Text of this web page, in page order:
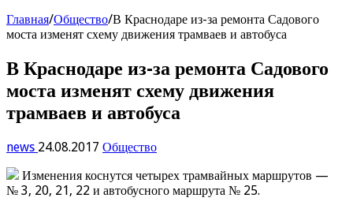
Главная/Общество/В Краснодаре из-за ремонта Садового
моста изменят схему движения трамваев и автобуса
В Краснодаре из-за ремонта Садового
моста изменят схему движения
трамваев и автобуса
news 24.08.2017 Общество
Изменения коснутся четырех трамвайных маршрутов —
№ 3, 20, 21, 22 и автобусного маршрута № 25.